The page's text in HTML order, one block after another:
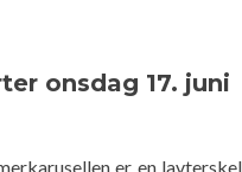
onsdag 17. juni
er en lavterskel